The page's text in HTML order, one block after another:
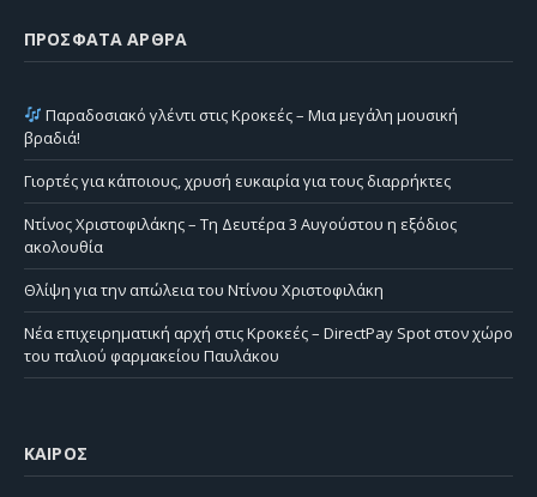
ΠΡΌΣΦΑΤΑ ΆΡΘΡΑ
Παραδοσιακό γλέντι στις Κροκεές – Μια μεγάλη μουσική
βραδιά!
Γιορτές για κάποιους, χρυσή ευκαιρία για τους διαρρήκτες
Ντίνος Χριστοφιλάκης – Τη Δευτέρα 3 Αυγούστου η εξόδιος
ακολουθία
Θλίψη για την απώλεια του Ντίνου Χριστοφιλάκη
Νέα επιχειρηματική αρχή στις Κροκεές – DirectPay Spot στον χώρο
του παλιού φαρμακείου Παυλάκου
ΚΑΙΡΌΣ